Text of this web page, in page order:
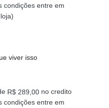
condições entre em
viver isso
R$289,00no credito
condições entre em